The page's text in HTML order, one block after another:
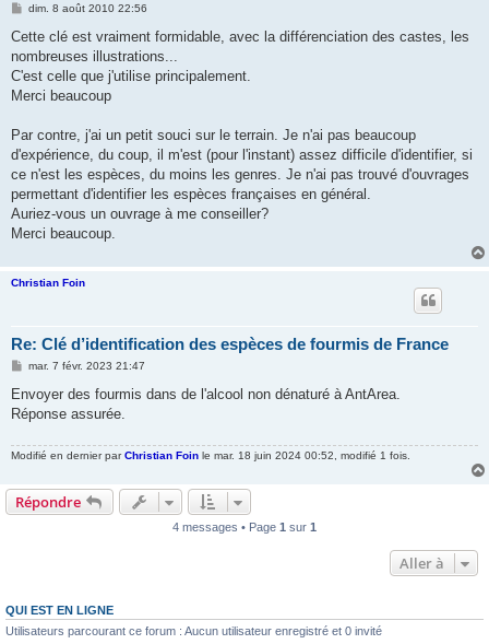
M
s
a
g
dim. 8 août 2010 22:56
Cette clé est vraiment formidable, avec la différenciation des castes, les
nombreuses illustrations...
C'est celle que j'utilise principalement.
Merci beaucoup
Par contre, j'ai un petit souci sur le terrain. Je n'ai pas beaucoup
d'expérience, du coup, il m'est (pour l'instant) assez difficile d'identifier, si
ce n'est les espèces, du moins les genres. Je n'ai pas trouvé d'ouvrages
permettant d'identifier les espèces françaises en général.
Auriez-vous un ouvrage à me conseiller?
Merci beaucoup.
Christian Foin
Re: Clé d’identification des espèces de fourmis de France
M
s
a
e
mar. 7 févr. 2023 21:47
Envoyer des fourmis dans de l'alcool non dénaturé à AntArea.
Réponse assurée.
Modifié en dernier parChristian Foin le mar. 18 juin 2024 00:52, modifié 1 fois.
Répondre
4 messages • Page 1 sur 1
Aller à
QUI EST EN LIGNE
Utilisateurs parcourant ce forum : Aucun utilisateur enregistré et 0 invité